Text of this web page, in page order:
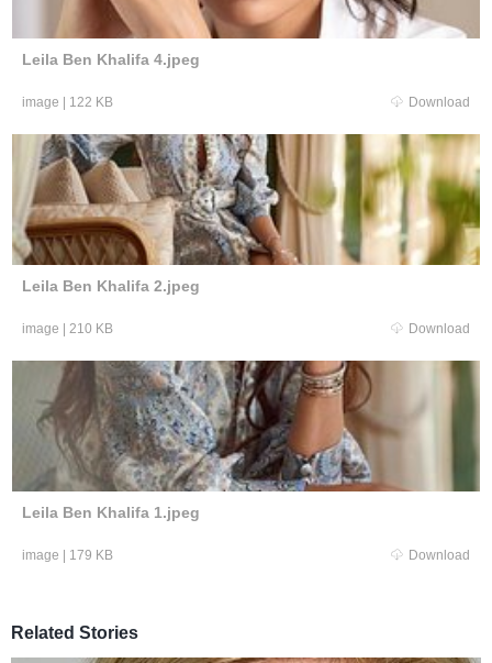
Leila Ben Khalifa 4.jpeg
image | 122 KB Download
Leila Ben Khalifa 2.jpeg
image | 210 KB Download
Leila Ben Khalifa 1.jpeg
image | 179 KB Download
Related Stories